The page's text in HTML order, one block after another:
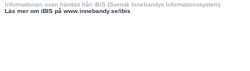
Informationen ovan hämtas från iBIS (Svensk Innebandys Informationssystem)
Läs mer om iBIS på www.innebandy.se/ibis